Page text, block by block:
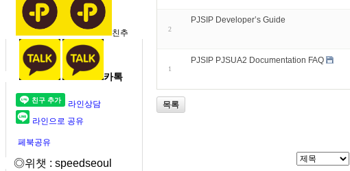
친추
카톡
라인상담
라인으로 공유
페북공유
◎위챗 : speedseoul
2
PJSIP Developer’s Guide
1
PJSIP PJSUA2 Documentation FAQ
목록